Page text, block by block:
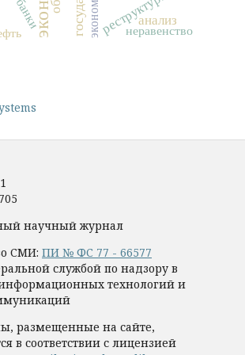
анализ
неравенство
банки
научный журнал
СМИ: ПИ № ФС 77 - 66577
службой по надзору в
технологий и
размещенные на сайте,
в соответствии с лицензией